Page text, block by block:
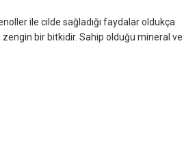
ile cilde sağladığı faydalar oldukça
bir bitkidir. Sahip olduğu mineral ve